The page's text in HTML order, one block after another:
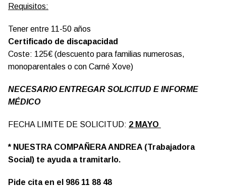
Requisitos:
Tener entre 11-50 años
Certificado de discapacidad
Coste: 125€ (descuento para familias numerosas,
monoparentales o con Carné Xove)
NECESARIO ENTREGAR SOLICITUD E INFORME
MÉDICO
FECHA LIMITE DE SOLICITUD: 2 MAYO
* NUESTRA COMPAÑERA ANDREA (Trabajadora
Social) te ayuda a tramitarlo.
Pide cita en el 986 11 88 48